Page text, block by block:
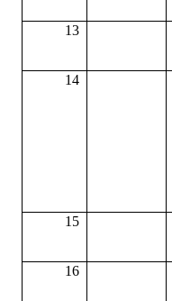
13
14
15
16